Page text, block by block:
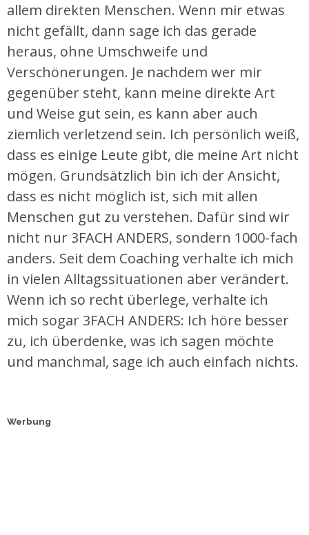
allem direkten Menschen. Wenn mir etwas
nicht gefällt, dann sage ich das gerade
heraus, ohne Umschweife und
Verschönerungen. Je nachdem wer mir
gegenüber steht, kann meine direkte Art
und Weise gut sein, es kann aber auch
ziemlich verletzend sein. Ich persönlich weiß,
dass es einige Leute gibt, die meine Art nicht
mögen. Grundsätzlich bin ich der Ansicht,
dass es nicht möglich ist, sich mit allen
Menschen gut zu verstehen. Dafür sind wir
nicht nur 3FACH ANDERS, sondern 1000-fach
anders. Seit dem Coaching verhalte ich mich
in vielen Alltagssituationen aber verändert.
Wenn ich so recht überlege, verhalte ich
mich sogar 3FACH ANDERS: Ich höre besser
zu, ich überdenke, was ich sagen möchte
und manchmal, sage ich auch einfach nichts.
Werbung